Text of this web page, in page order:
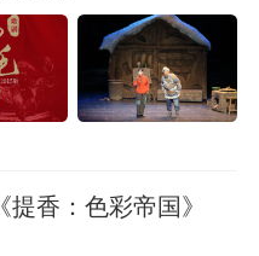
香：色彩帝国》